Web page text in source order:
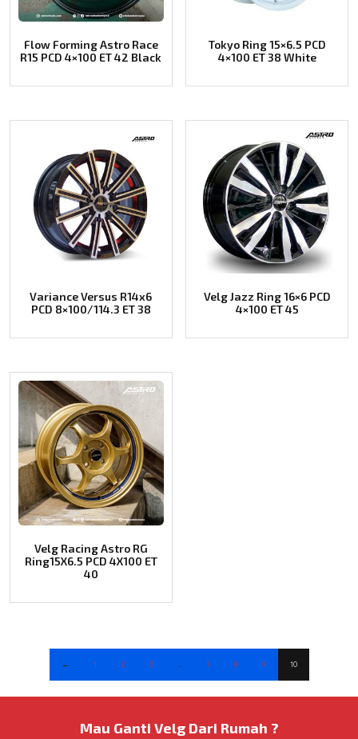
Flow Forming Astro Race
R15 PCD 4×100 ET 42 Black
Tokyo Ring 15×6.5 PCD
4×100 ET 38 White
Variance Versus R14x6
PCD 8×100/114.3 ET 38
Velg Jazz Ring 16×6 PCD
4×100 ET 45
Velg Racing Astro RG
Ring15X6.5 PCD 4X100 ET
40
← 1 2 3 … 7 8 9 10
Mau Ganti Velg Dari Rumah ?